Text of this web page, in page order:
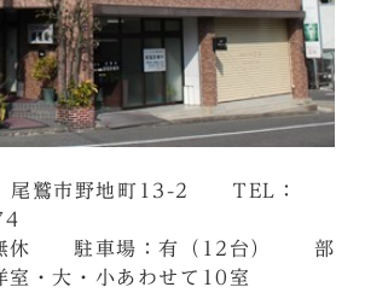
鷲市野地町13-2 TEL：
無休 駐車場：有（12台） 部
室・大・小あわせて10室